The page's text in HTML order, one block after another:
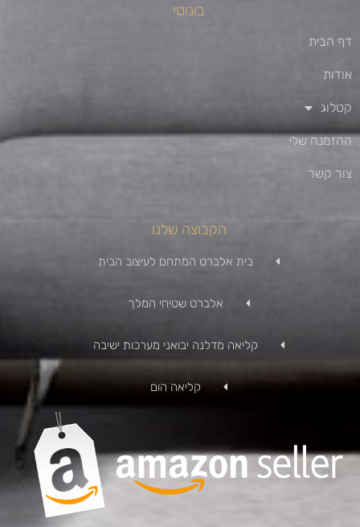
בונוטי
דף הבית
אודות
קטלוג
ההזמנה שלי
צור קשר
הקבוצה שלנו
בית אלברט המתחם לעיצוב הבית
אלברט שטיחי המלך
קליאה מדלנה יבואני מערכות ישיבה
קליאה הום